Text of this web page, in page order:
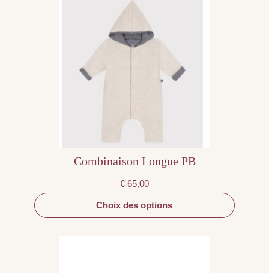
Combinaison Longue PB
€ 65,00
Choix des options
Ce
produit
plusieurs
variations.
Les